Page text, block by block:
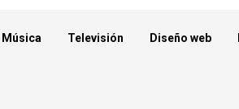
Música Televisión Diseño web